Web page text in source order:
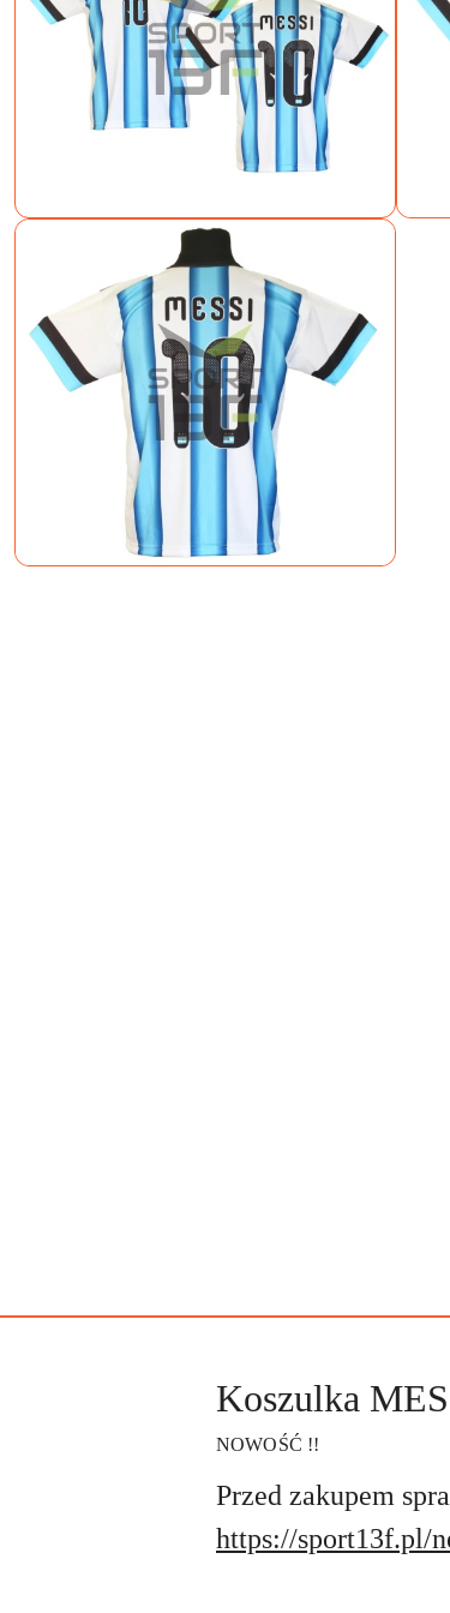
Koszulka
NOWOŚĆ !!
Przed zakupem
https://sport13f.pl/